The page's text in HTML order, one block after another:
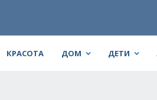
КРАСОТА ДОМ ДЕТИ